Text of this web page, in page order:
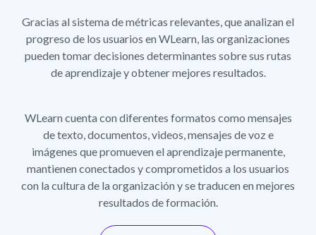
Gracias al sistema de métricas relevantes, que analizan el
progreso de los usuarios en WLearn, las organizaciones
pueden tomar decisiones determinantes sobre sus rutas
de aprendizaje y obtener mejores resultados.
WLearn cuenta con diferentes formatos como mensajes
de texto, documentos, videos, mensajes de voz e
imágenes que promueven el aprendizaje permanente,
mantienen conectados y comprometidos a los usuarios
con la cultura de la organización y se traducen en mejores
resultados de formación.